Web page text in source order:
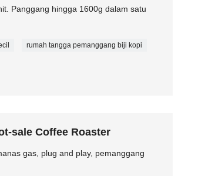
Panggang hingga 1600g dalam satu
rumah tangga pemanggang biji kopi
sale Coffee Roaster
gas, plug and play, pemanggang